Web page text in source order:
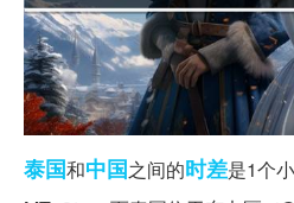
泰国和中国之间的时差是1个